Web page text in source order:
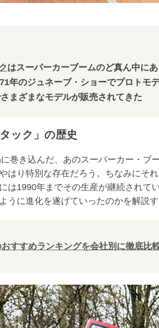
はスーパーカーブームのど真ん中に
年のジュネーブ・ショーでプロトモ
まざまなモデルが販売されてきた
ック」の歴史
巻き込んだ、あのスーパーカー・ブ
はり特別な存在だろう。ちなみにそ
は1990年までその生産が継続されて
うに進化を遂げていったのかを解説す
すすめランキングを会社別に徹底比